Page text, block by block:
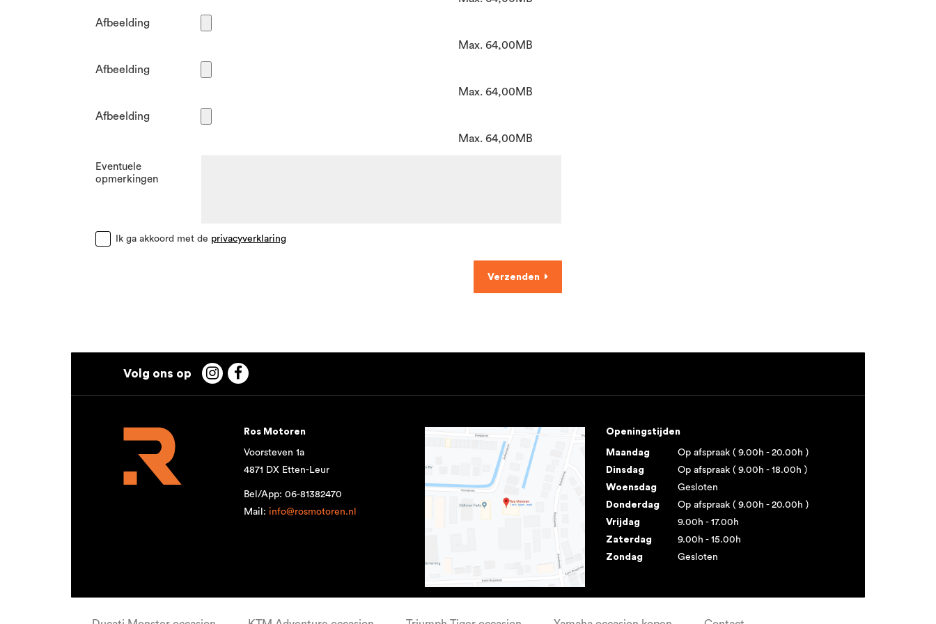
Afbeelding
Max. 64,00MB
Afbeelding
Max. 64,00MB
Afbeelding
Max. 64,00MB
Eventuele
opmerkingen
Ik ga akkoord met de privacyverklaring
Verzenden
 
Ros Motoren
Voorsteven 1a
4871 DX Etten-Leur
Bel/App: 06-81382470
Mail: info@rosmotoren.nl
Openingstijden
Maandag
Op afspraak ( 9.00h - 20.00h )
Dinsdag
Op afspraak ( 9.00h - 18.00h )
Woensdag
Gesloten
Donderdag
Op afspraak ( 9.00h - 20.00h )
Vrijdag
9.00h - 17.00h
Zaterdag
9.00h - 15.00h
Zondag
Gesloten